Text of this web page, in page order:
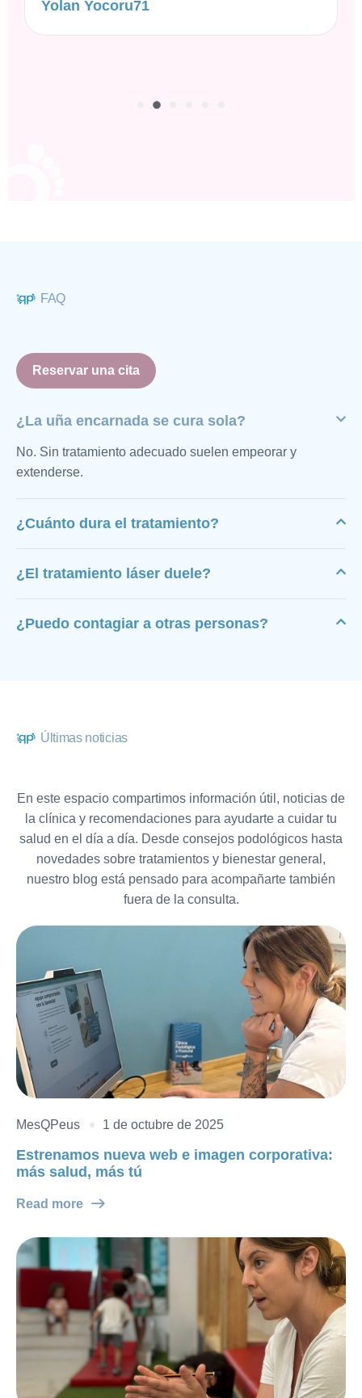
Yolan Yocoru71
FAQ
Reservar una cita
¿La uña encarnada se cura sola?
No. Sin tratamiento adecuado suelen empeorar y
extenderse.
¿Cuánto dura el tratamiento?
¿El tratamiento láser duele?
¿Puedo contagiar a otras personas?
Últimas noticias
En este espacio compartimos información útil, noticias de
la clínica y recomendaciones para ayudarte a cuidar tu
salud en el día a día. Desde consejos podológicos hasta
novedades sobre tratamientos y bienestar general,
nuestro blog está pensado para acompañarte también
fuera de la consulta.
MesQPeus 1 de octubre de 2025
Estrenamos nueva web e imagen corporativa:
más salud, más tú
Read more